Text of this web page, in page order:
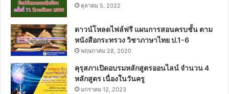
ตุลาคม 5, 2022
ดาวน์โหลดไฟล์ฟรี แผนการสอนครบชั้น ตาม
หนังสือกระทรวง วิชาภาษาไทย ป.1-6
พฤษภาคม 28, 2020
คุรุสภาเปิดอบรมหลักสูตรออนไลน์ จำนวน 4
หลักสูตร เนื่องในวันครู
มกราคม 12, 2023